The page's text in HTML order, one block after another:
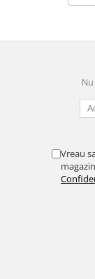
Vreau